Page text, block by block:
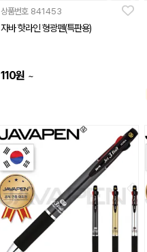
상품번호 841453
자바 핫라인 형광펜(특판용)
110원 ~